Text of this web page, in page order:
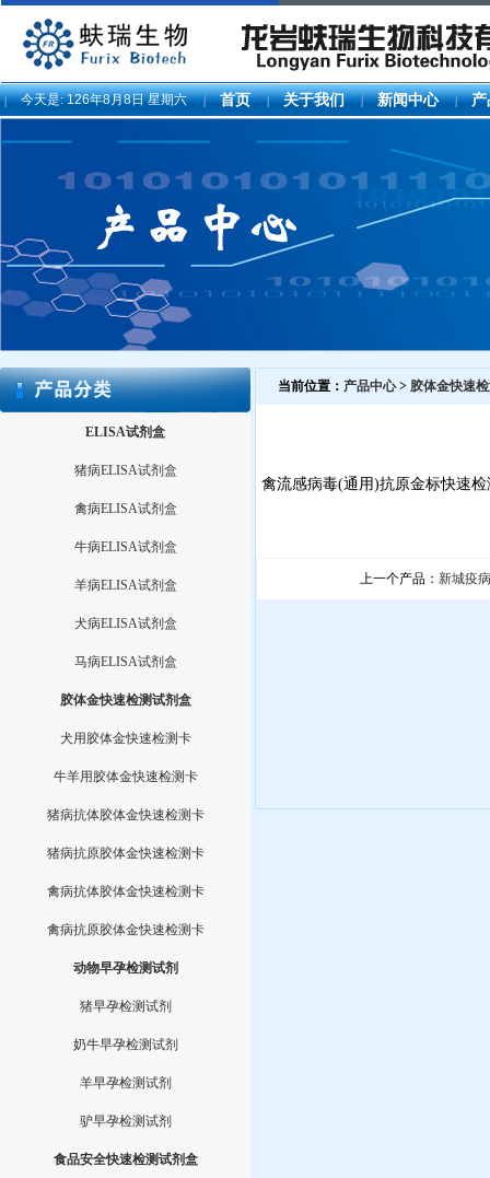
今天是:126年8月8日 星期六 首页 关于我们 新闻中心 产
ELISA试剂盒
猪病ELISA试剂盒
禽病ELISA试剂盒
牛病ELISA试剂盒
羊病ELISA试剂盒
犬病ELISA试剂盒
马病ELISA试剂盒
胶体金快速检测试剂盒
犬用胶体金快速检测卡
牛羊用胶体金快速检测卡
猪病抗体胶体金快速检测卡
猪病抗原胶体金快速检测卡
禽病抗体胶体金快速检测卡
禽病抗原胶体金快速检测卡
动物早孕检测试剂
猪早孕检测试剂
奶牛早孕检测试剂
羊早孕检测试剂
驴早孕检测试剂
食品安全快速检测试剂盒
当前位置： 产品中心> 胶体金快速
禽流感病毒(通用)抗原金标快速检
上一个产品： 新城疫